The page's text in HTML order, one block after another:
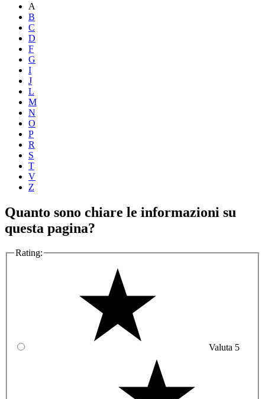
A
B
C
D
F
G
I
J
L
M
N
O
P
R
S
T
V
Z
Quanto sono chiare le informazioni su
questa pagina?
Rating:
Valuta 5